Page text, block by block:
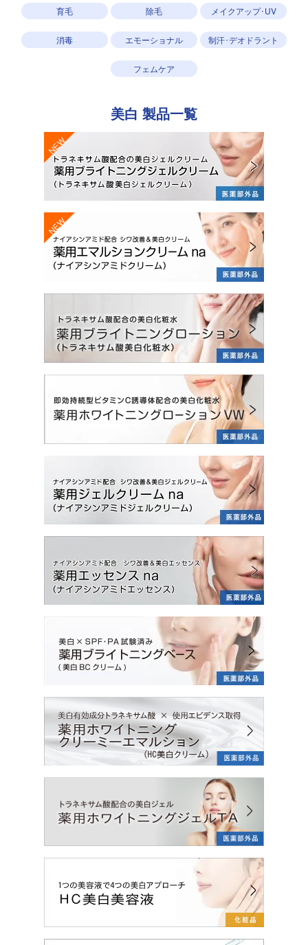
育毛 除毛 メイクアップ･UV
消毒 エモーショナル 制汗･デオドラント
フェムケア
美白 製品一覧